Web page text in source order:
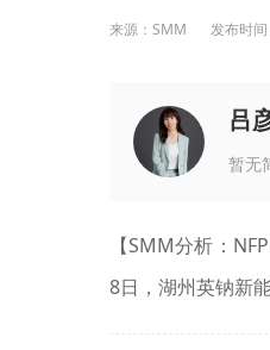
来源： SMM 发布时间
吕
暂无
【SMM分析：
8日，湖州英钠新